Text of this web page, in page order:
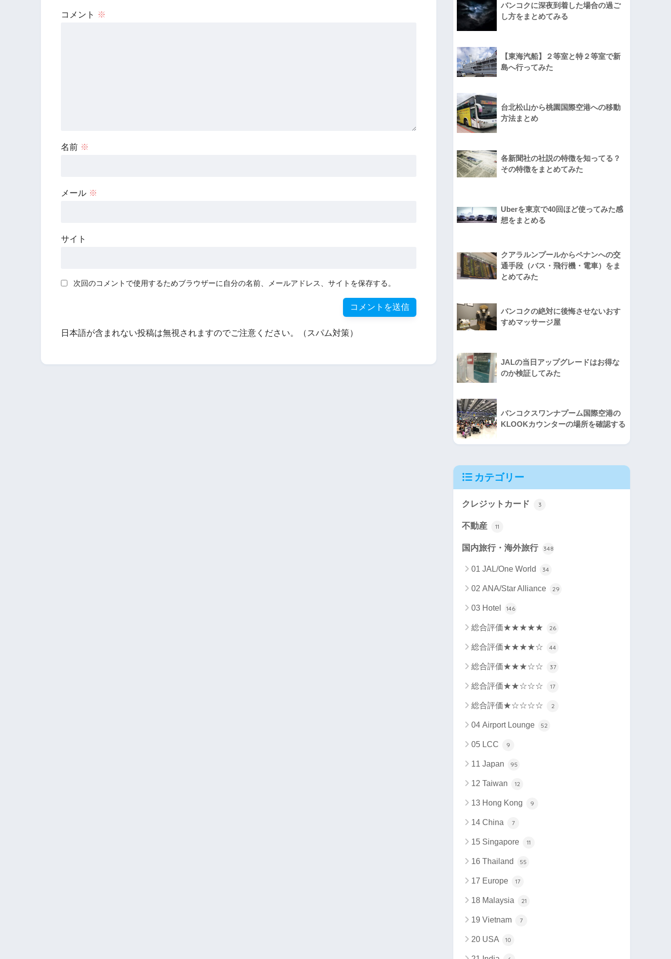
コメント ※
名前 ※
メール ※
サイト
次回のコメントで使用するためブラウザーに自分の名前、メールアドレス、サイトを保存する。
日本語が含まれない投稿は無視されますのでご注意ください。（スパム対策）
バンコクに深夜到着した場合の過ご
し方をまとめてみる
【東海汽船】２等室と特２等室で新
島へ行ってみた
台北松山から桃園国際空港への移動
方法まとめ
各新聞社の社説の特徴を知ってる？
その特徴をまとめてみた
Uberを東京で40回ほど使ってみた感
想をまとめる
クアラルンプールからペナンへの交
通手段（バス・飛行機・電車）をま
とめてみた
バンコクの絶対に後悔させないおす
すめマッサージ屋
JALの当日アップグレードはお得な
のか検証してみた
バンコクスワンナプーム国際空港の
KLOOKカウンターの場所を確認する
カテゴリー
クレジットカード 3
不動産 11
国内旅行・海外旅行 348
01 JAL/One World 34
02 ANA/Star Alliance 29
03 Hotel 146
総合評価★★★★★ 26
総合評価★★★★☆ 44
総合評価★★★☆☆ 37
総合評価★★☆☆☆ 17
総合評価★☆☆☆☆ 2
04 Airport Lounge 52
05 LCC 9
11 Japan 95
12 Taiwan 12
13 Hong Kong 9
14 China 7
15 Singapore 11
16 Thailand 55
17 Europe 17
18 Malaysia 21
19 Vietnam 7
20 USA 10